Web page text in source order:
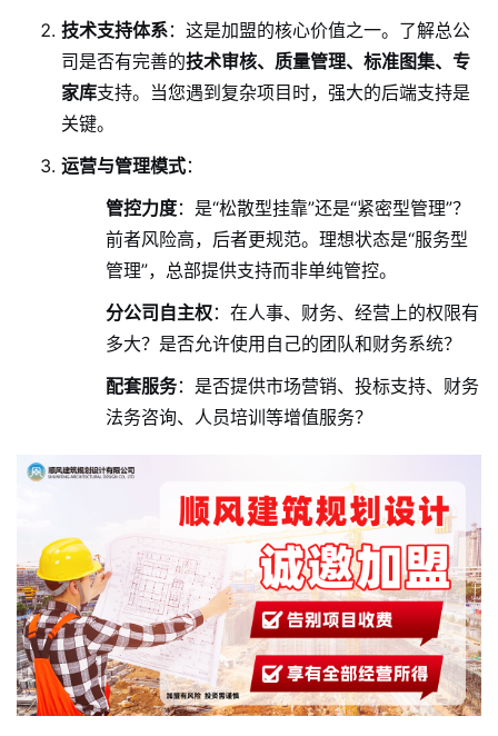
技术支持体系：这是加盟的核心价值之一。了解总公
司是否有完善的技术审核、质量管理、标准图集、专
家库支持。当您遇到复杂项目时，强大的后端支持是
关键。
运营与管理模式：
管控力度：是“松散型挂靠”还是“紧密型管理”？
前者风险高，后者更规范。理想状态是“服务型
管理”，总部提供支持而非单纯管控。
分公司自主权：在人事、财务、经营上的权限有
多大？是否允许使用自己的团队和财务系统？
配套服务：是否提供市场营销、投标支持、财务
法务咨询、人员培训等增值服务？